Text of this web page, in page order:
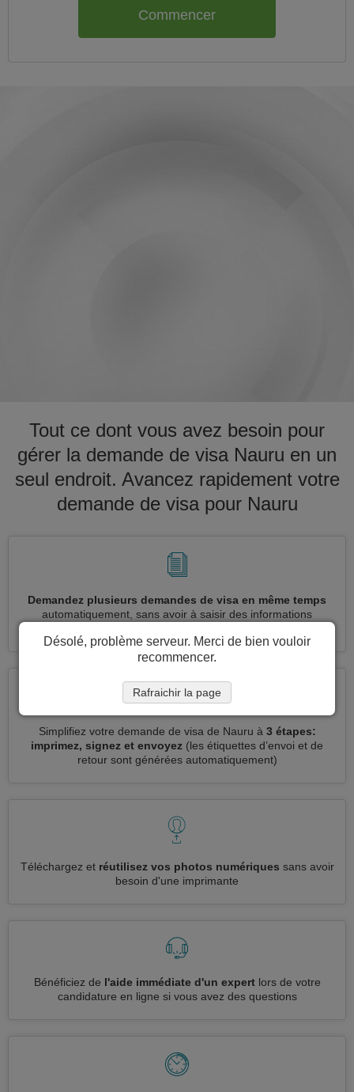
Commencer
Tout ce dont vous avez besoin pour
gérer la demande de visa Nauru en un
seul endroit. Avancez rapidement votre
demande de visa pour Nauru
Demandez plusieurs demandes de visa en même temps
automatiquement, sans avoir à saisir des informations
Simplifiez votre demande de visa de Nauru à 3 étapes:
imprimez, signez et envoyez (les étiquettes d’envoi et de
retour sont générées automatiquement)
Téléchargez et réutilisez vos photos numériques sans avoir
besoin d'une imprimante
Bénéficiez de l'aide immédiate d'un expertlors de votre
candidature en ligne si vous avez des questions
Désolé, problème serveur. Merci de bien vouloir
recommencer.
Rafraichir la page